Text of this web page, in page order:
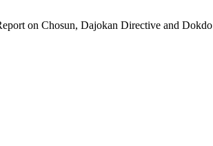
on Chosun, Dajokan Directive and Dokdo